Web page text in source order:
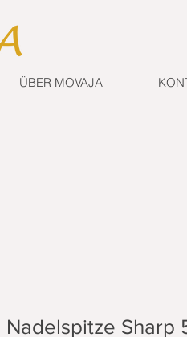
ÜBER MOVAJA
Nadelspitze Sharp